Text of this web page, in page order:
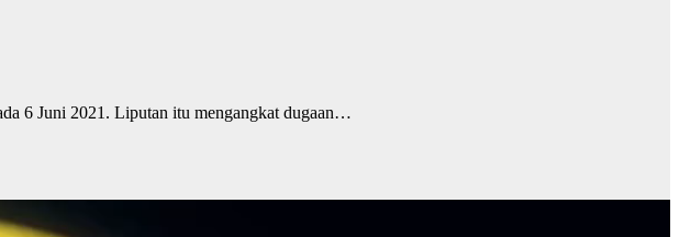
6 Juni 2021. Liputan itu mengangkat dugaan…